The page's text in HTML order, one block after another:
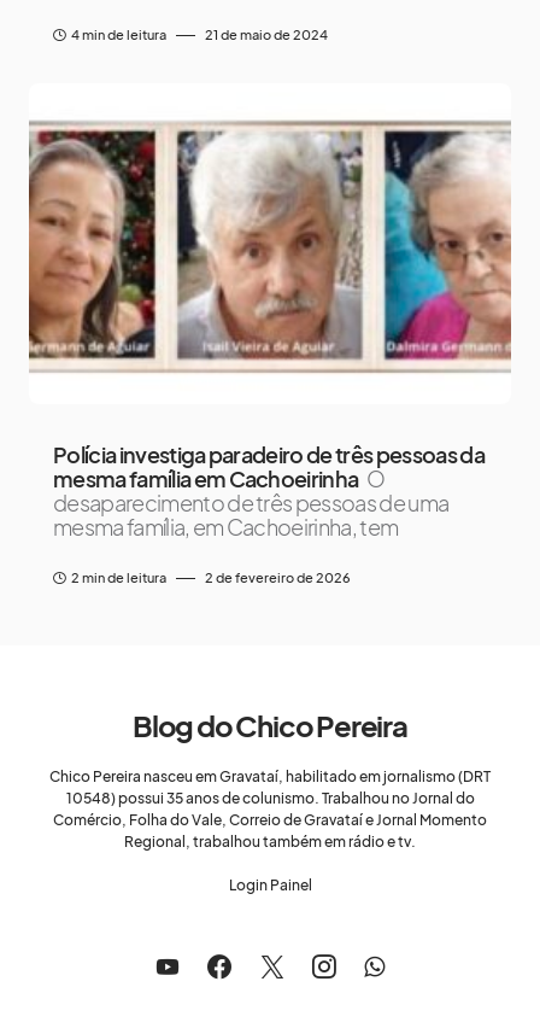
4 min de leitura 21 de maio de 2024
Polícia investiga paradeiro de três pessoas da
mesma família em Cachoeirinha O
desaparecimento de três pessoas de uma
mesma família, em Cachoeirinha, tem
2 min de leitura 2 de fevereiro de 2026
Blog do Chico Pereira
Chico Pereira nasceu em Gravataí, habilitado em jornalismo (DRT
10548) possui 35 anos de colunismo. Trabalhou no Jornal do
Comércio, Folha do Vale, Correio de Gravataí e Jornal Momento
Regional, trabalhou também em rádio e tv.
Login Painel